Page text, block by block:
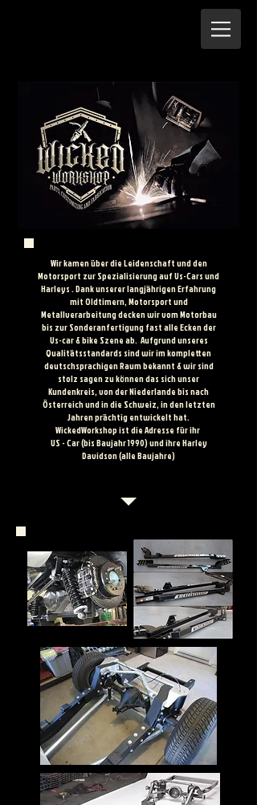
Wir kamen über die Leidenschaft und den
Motorsport zur Spezialisierung auf Us-Cars und
Harleys . Dank unserer langjährigen Erfahrung
mit Oldtimern, Motorsport und
Metallverarbeitung decken wir vom Motorbau
bis zur Sonderanfertigung fast alle Ecken der
Us-car & bike Szene ab. Aufgrund unseres
Qualitätsstandards sind wir im kompletten
deutschsprachigen Raum bekannt & wir sind
stolz sagen zu können das sich unser
Kundenkreis, von der Niederlande bis nach
Österreich und in die Schweiz, in den letzten
Jahren prächtig entwickelt hat.
WickedWorkshop ist die Adresse für ihr
US - Car (bis Baujahr 1990) und ihre Harley
Davidson (alle Baujahre)